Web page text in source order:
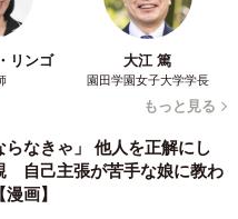
リンゴ 大江 篤
園田学園女子大学学長
もっと見る
らなきゃ」 他人を正解にし
自己主張が苦手な娘に教わ
画】